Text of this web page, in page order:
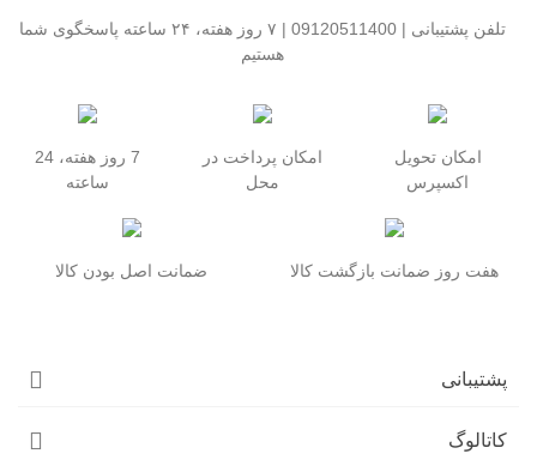
تلفن پشتیبانی | 09120511400 | ۷ روز هفته، ۲۴ ساعته پاسخگوی شما
هستیم
امکان تحویل
اکسپرس
امکان پرداخت در
محل
7 روز هفته، 24
ساعته
هفت روز ضمانت بازگشت کالا ضمانت اصل بودن کالا
پشتیبانی
کاتالوگ